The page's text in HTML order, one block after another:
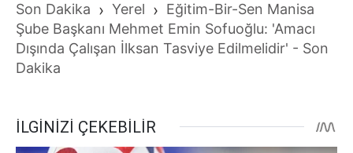
Son Dakika › Yerel › Eğitim-Bir-Sen Manisa
Şube Başkanı Mehmet Emin Sofuoğlu: 'Amacı
Dışında Çalışan İlksan Tasviye Edilmelidir' - Son
Dakika